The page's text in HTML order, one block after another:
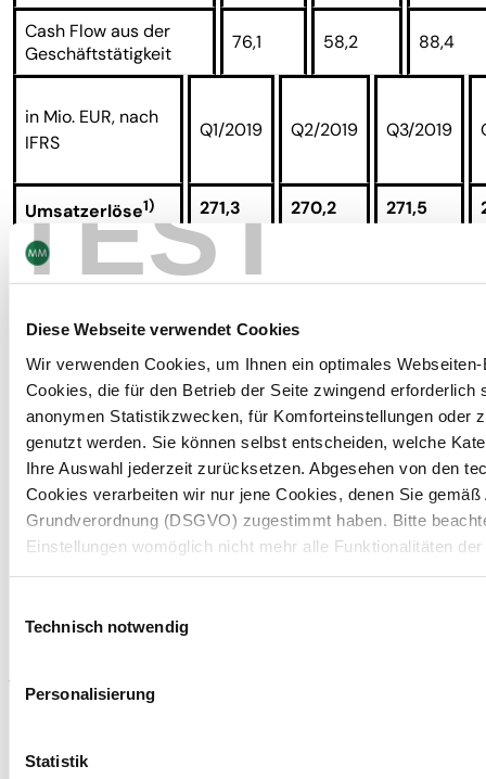
TEST
Diese Webseite verwendet Cookies
Wir verwenden Cookies, um Ihnen ein optimales
Cookies, die für den Betrieb der Seite zwingend erforderlich
anonymen Statistikzwecken, für Komforteinstellungen oder
genutzt werden. Sie können selbst entscheiden, welche
Ihre Auswahl jederzeit zurücksetzen. Abgesehen von den
Cookies verarbeiten wir nur jene Cookies, denen Sie
Grundverordnung (DSGVO) zugestimmt haben. Bitte
Einstellungen womöglich nicht mehr alle Funktionalitäten
Indem Sie auf "Alle bestätigen" klicken oder
DSGVO ein, dass Ihre auf dieser Webseite erhobenen
Technisch notwendig
Personalisierung
Statistik
Cash Flow aus der
Geschäftstätigkeit
76,1 58,2 88,4
in Mio. EUR, nach
IFRS
Q1/2019 Q2/2019 Q3/2019
Umsatzerlöse1) 271,3 270,2 271,5
Betriebliches
Ergebnis
27,3
Operating Margin
10,1 % 11,2 %
Cash Flow aus der
Geschäftstätigkeit
31,9 27,0 35,1
Verkaufte
Tonnage (in
Tausend t)
421 426 432
Tausend t)
1) inklusive Umsatzerlösen zwischen den Divisionen